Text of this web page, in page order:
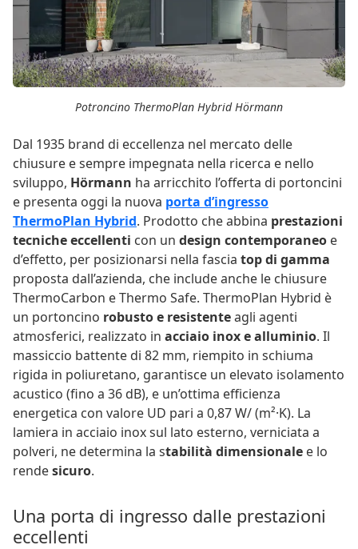
Potroncino ThermoPlan Hybrid Hörmann
Dal 1935 brand di eccellenza nel mercato delle
chiusure e sempre impegnata nella ricerca e nello
sviluppo, Hörmann ha arricchito l’offerta di portoncini
e presenta oggi la nuova porta d’ingresso
ThermoPlan Hybrid. Prodotto che abbina prestazioni
tecniche eccellenti con un design contemporaneo e
d’effetto, per posizionarsi nella fascia top di gamma
proposta dall’azienda, che include anche le chiusure
ThermoCarbon e Thermo Safe. ThermoPlan Hybrid è
un portoncino robusto e resistenteagli agenti
atmosferici, realizzato in acciaio inox e alluminio. Il
massiccio battente di 82 mm, riempito in schiuma
rigida in poliuretano, garantisce un elevato isolamento
acustico (fino a 36 dB), e un’ottima efficienza
energetica con valore UD pari a 0,87 W/ (m²·K). La
lamiera in acciaio inox sul lato esterno, verniciata a
polveri, ne determina la stabilità dimensionale e lo
rendesicuro.
Una porta di ingresso dalle prestazioni
eccellenti